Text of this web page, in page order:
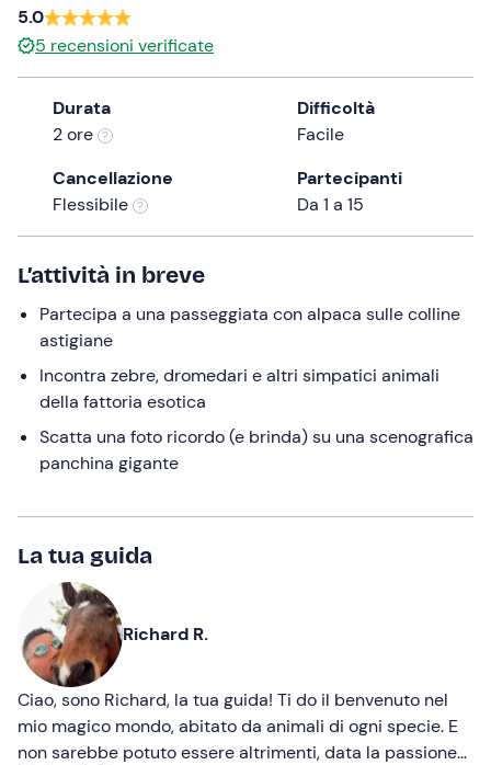
the
question
mark
keyboard
shortcuts
for
changing
dates.
5.0
5 recensioni verificate
Durata
2 ore
Difficoltà
Facile
Cancellazione
Flessibile
Partecipanti
Da 1 a 15
L’attività in breve
Partecipa a una passeggiata con alpaca sulle colline
astigiane
Incontra zebre, dromedari e altri simpatici animali
della fattoria esotica
Scatta una foto ricordo (e brinda) su una scenografica
panchina gigante
La tua guida
Richard R.
Ciao, sono Richard, la tua guida! Ti do il benvenuto nel
mio magico mondo, abitato da animali di ogni specie. E
non sarebbe potuto essere altrimenti, data la passione